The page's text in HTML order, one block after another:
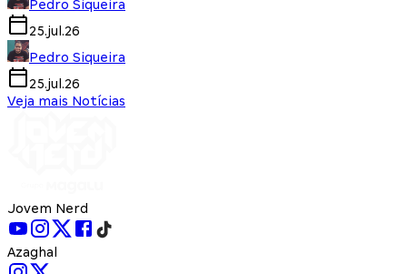
Pedro Siqueira
25.jul.26
Pedro Siqueira
25.jul.26
Veja mais Notícias
Jovem Nerd
Azaghal